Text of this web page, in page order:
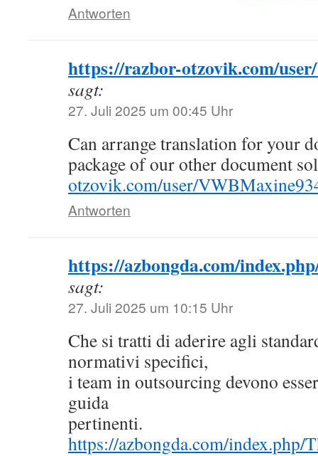
Antworten
https://razbor-otzovik.com/
sagt:
27. Juli 2025 um 00:45 Uhr
Can arrange translation for your
package of our other document
otzovik.com/user/
Antworten
https://azbongda.com/
sagt:
27. Juli 2025 um 10:15 Uhr
Che si tratti di aderire agli
normativi specifici,
i team in outsourcing devono
guida
pertinenti.
https://azbongda.com/